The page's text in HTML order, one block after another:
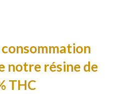
notre résine de
THC